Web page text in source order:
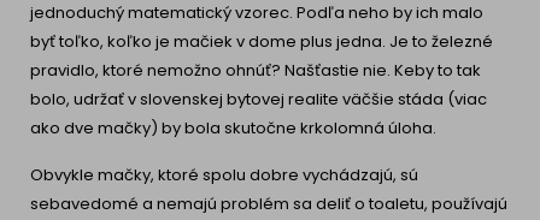
jednoduchý matematický vzorec. Podľa neho by ich malo
byť toľko, koľko je mačiek v dome plus jedna. Je to železné
pravidlo, ktoré nemožno ohnúť? Našťastie nie. Keby to tak
bolo, udržať v slovenskej bytovej realite väčšie stáda (viac
ako dve mačky) by bola skutočne krkolomná úloha.
Obvykle mačky, ktoré spolu dobre vychádzajú, sú
sebavedomé a nemajú problém sa deliť o toaletu, používajú